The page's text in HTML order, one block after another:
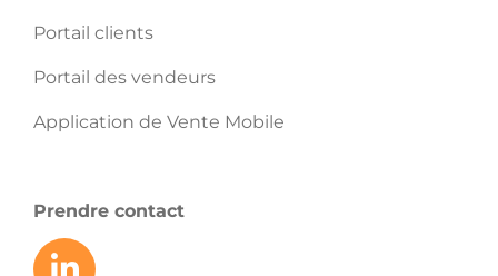
Portail clients
Portail des vendeurs
Application de Vente Mobile
Prendre contact